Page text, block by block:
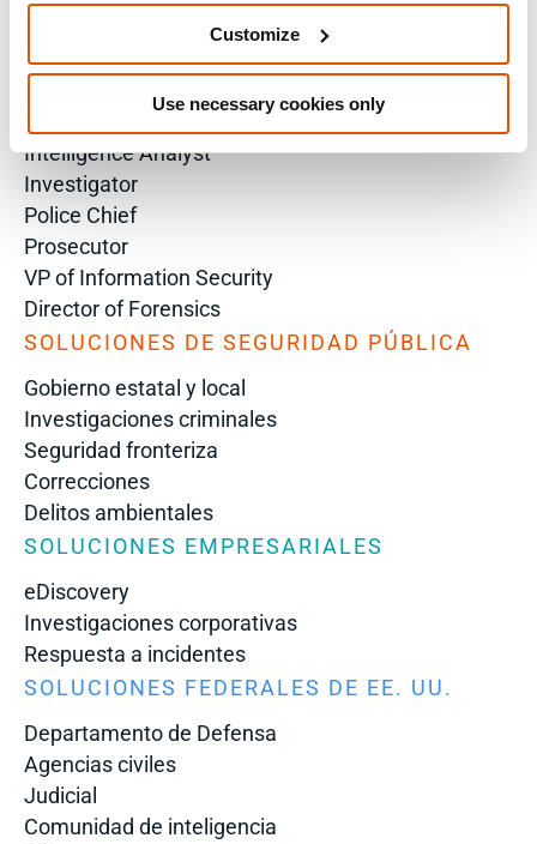
Customize
Use necessary cookies only
SOLUCIONES POR ROL
Analista
Intelligence Analyst
Investigator
Police Chief
Prosecutor
VP of Information Security
Director of Forensics
SOLUCIONES DE SEGURIDAD PÚBLICA
Gobierno estatal y local
Investigaciones criminales
Seguridad fronteriza
Correcciones
Delitos ambientales
SOLUCIONES EMPRESARIALES
eDiscovery
Investigaciones corporativas
Respuesta a incidentes
SOLUCIONES FEDERALES DE EE. UU.
Departamento de Defensa
Agencias civiles
Judicial
Comunidad de inteligencia